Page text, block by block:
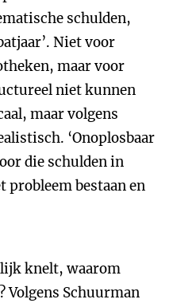
schulden,
Niet voor
maar voor
niet kunnen
maar volgens
‘Onoplosbaar
die schulden in
probleem bestaan en
knelt, waarom
Volgens Schuurman